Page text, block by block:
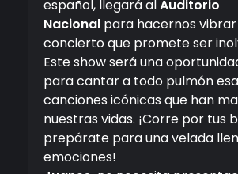
español, llegará alAuditorio
Nacional para hacernos
concierto que promete ser
Este show será una
para cantar a todo pulmón
canciones icónicas que han
nuestras vidas. ¡Corre por tus
prepárate para una velada
emociones!